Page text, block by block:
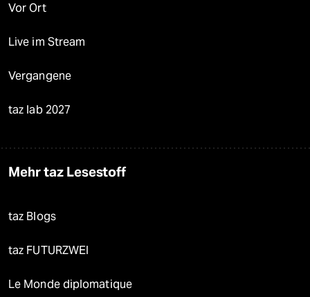
Vor Ort
Live im Stream
Vergangene
taz lab 2027
Mehr taz Lesestoff
taz Blogs
taz FUTURZWEI
Le Monde diplomatique